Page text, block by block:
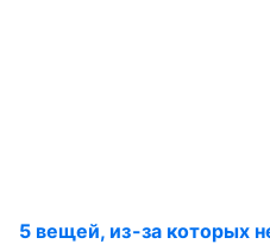
5 вещей, из-за которых